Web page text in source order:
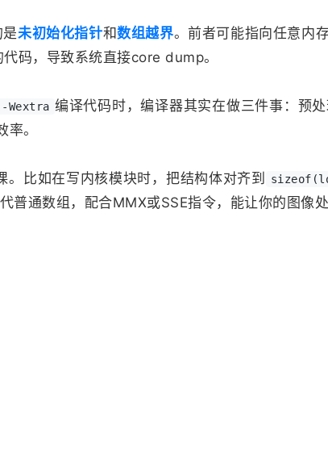
未初始化指针和数组越界。前者可能指向任意内
代码，导致系统直接core dump。
编译代码时，编译器其实在做三件事：预
。
。比如在写内核模块时，把结构体对齐到
普通数组，配合MMX或SSE指令，能让你的图像